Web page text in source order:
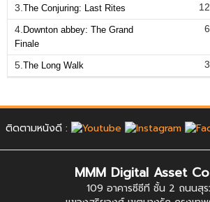
3. The Conjuring: Last Rites
4. Downton abbey: The Grand
Finale
5. The Long Walk
ติดตามหนังดี :
MMM Digital Asset
109 อาคารซีซีที ชั้น 2 ถนนสุ